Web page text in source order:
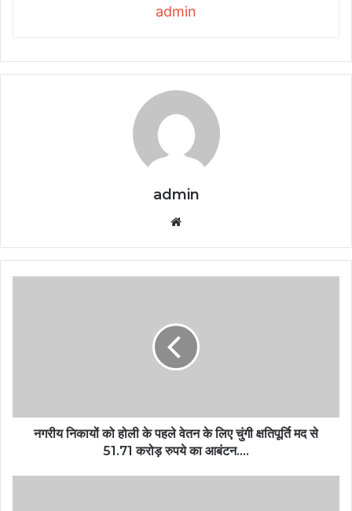
admin
admin
नगरीय निकायों को होली के पहले वेतन के लिए चुंगी क्षतिपूर्ति मद से
51.71 करोड़ रुपये का आबंटन….